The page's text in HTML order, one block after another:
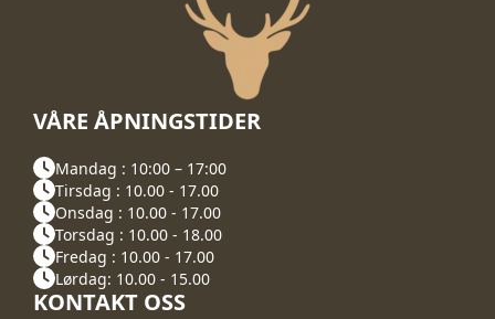
VÅRE ÅPNINGSTIDER
Mandag : 10:00 – 17:00
Tirsdag : 10.00 - 17.00
Onsdag : 10.00 - 17.00
Torsdag : 10.00 - 18.00
Fredag : 10.00 - 17.00
Lørdag: 10.00 - 15.00
KONTAKT OSS